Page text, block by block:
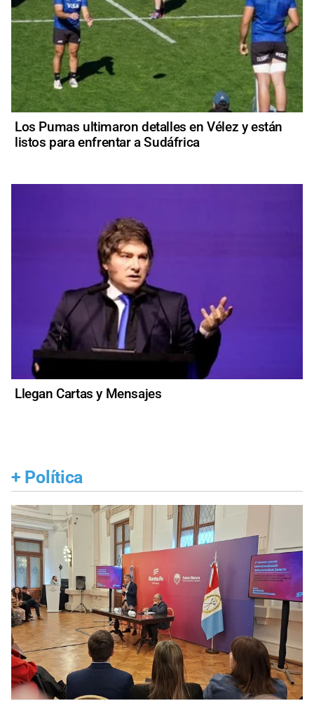
Los Pumas ultimaron detalles en Vélez y están
listos para enfrentar a Sudáfrica
Llegan Cartas y Mensajes
+ Política